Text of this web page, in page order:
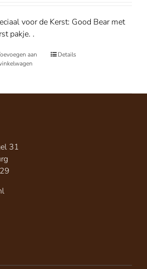
voor de Kerst: Good Bear met
pakje. .
aan
Details
31